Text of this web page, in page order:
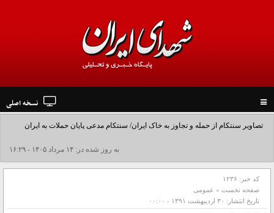
navigation
نسخه اصلی
تصاویر سنتکام از حمله و تجاوز به خاک ایران/ سنتکام مدعی پایان حملات به ایران
شد+فیلم به روز شده در: ۱۴ مرداد ۱۴۰۵ - ۱۶:۲۹
کد خبر: ۱۲۳۶
صفحه نخست » عمومی
تاریخ انتشار: ۳۰ ارديبهشت ۱۳۹۱ - ۰۰:۰۰